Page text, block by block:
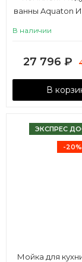
ванны Aquaton
В наличии
27 796 ₽
В
ЭКСПРЕС
-20%
Мойка для